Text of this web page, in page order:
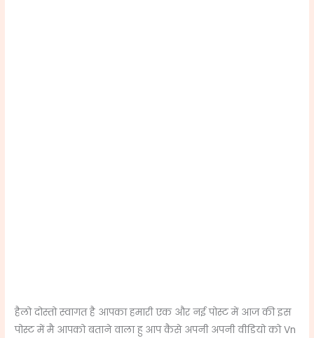
हैलो दोस्तो स्वागत है आपका हमारी एक और नई पोस्ट में आज की इस
पोस्ट में मै आपको बताने वाला हु आप कैसे अपनी अपनी वीडियो को Vn